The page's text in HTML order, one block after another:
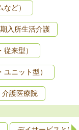
ど）
入所生活介護
来型）
ニット型）
介護医療院